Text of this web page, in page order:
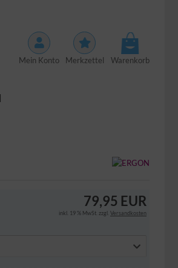
Warenkorb
Merkzettel
Mein Konto
79,95 EUR
inkl. 19 % MwSt. zzgl. Versandkosten